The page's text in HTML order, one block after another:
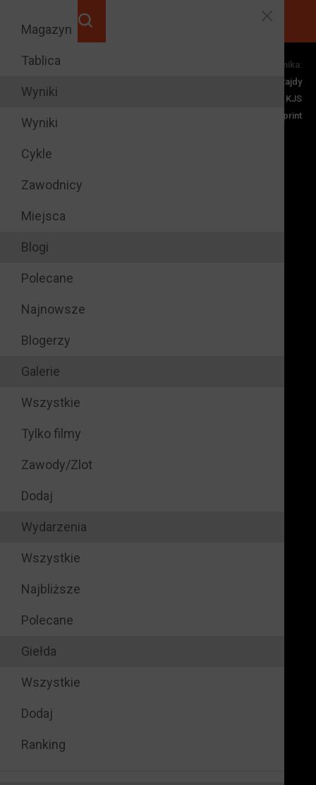
Magazyn
Tablica
Wyniki
Wyniki
Cykle
Zawodnicy
Miejsca
Blogi
Polecane
Najnowsze
Blogerzy
Galerie
Wszystkie
Tylko filmy
Zawody/Zlot
Dodaj
Wydarzenia
Wszystkie
Najbliższe
Polecane
Giełda
Wszystkie
Dodaj
Ranking
Dyscypliny zawodnika:
Rajdy
KJS
Rally Sprint
podium cyklu
81 podium rundy